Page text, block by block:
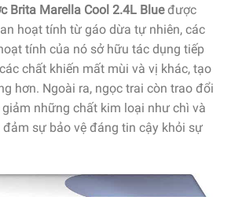
Brita Marella Cool 2.4L Blueđược
hoạt tính từ gáo dừa tự nhiên, các
tính của nó sở hữu tác dụng tiếp
các chất khiến mất mùi và vị khác, tạo
hơn. Ngoài ra, ngọc trai còn trao đổi
những chất kim loại như chì và
đảm sự bảo vệ đáng tin cậy khỏi sự